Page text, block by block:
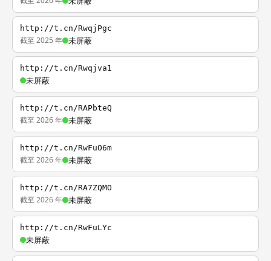
http://t.cn/RwqjPgc
截至 2025 年 未屏蔽
http://t.cn/Rwqjva1
未屏蔽
http://t.cn/RAPbteQ
截至 2026 年 未屏蔽
http://t.cn/RwFuO6m
截至 2026 年 未屏蔽
http://t.cn/RA7ZQMO
截至 2026 年 未屏蔽
http://t.cn/RwFuLYc
未屏蔽